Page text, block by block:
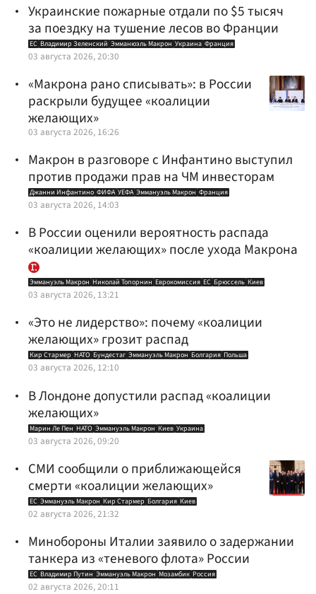
Украинские пожарные отдали по $5 тысяч
за поездку на тушение лесов во Франции
ЕС Владимир Зеленский Эмманюэль Макрон Украина Франция
03 августа 2026, 20:30
«Макрона рано списывать»: в России
раскрыли будущее «коалиции
желающих»
03 августа 2026, 16:26
Макрон в разговоре с Инфантино выступил
против продажи прав на ЧМ инвесторам
Джанни Инфантино ФИФА УЕФА Эммануэль Макрон Франция
03 августа 2026, 14:03
В России оценили вероятность распада
«коалиции желающих» после ухода Макрона
Эммануэль Макрон Николай Топорнин Еврокомиссия ЕС Брюссель Киев
03 августа 2026, 13:21
«Это не лидерство»: почему «коалиции
желающих» грозит распад
Кир Стармер НАТО Бундестаг Эммануэль Макрон Болгария Польша
03 августа 2026, 12:10
В Лондоне допустили распад «коалиции
желающих»
Марин Ле Пен НАТО Эммануэль Макрон Киев Украина
03 августа 2026, 09:20
СМИ сообщили о приближающейся
смерти «коалиции желающих»
ЕС Эммануэль Макрон Кир Стармер Болгария Киев
02 августа 2026, 21:32
Минобороны Италии заявило о задержании
танкера из «теневого флота» России
ЕС Владимир Путин Эммануэль Макрон Мозамбик Россия
02 августа 2026, 20:11